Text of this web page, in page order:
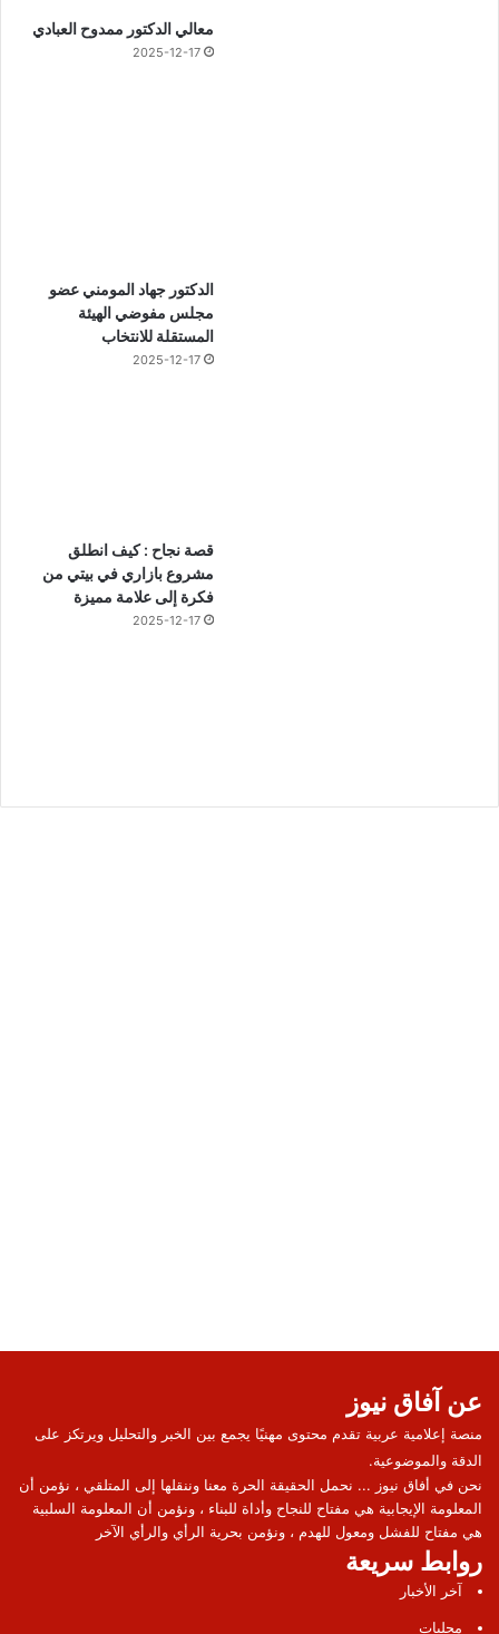
معالي الدكتور ممدوح العبادي
2025-12-17
الدكتور جهاد المومني عضو
مجلس مفوضي الهيئة
المستقلة للانتخاب
2025-12-17
قصة نجاح : كيف انطلق
مشروع بازاري في بيتي من
فكرة إلى علامة مميزة
2025-12-17
عن آفاق نيوز
منصة إعلامية عربية تقدم محتوى مهنيًا يجمع بين الخبر والتحليل ويرتكز على
الدقة والموضوعية.
نحن في أفاق نيوز ... نحمل الحقيقة الحرة معنا وننقلها إلى المتلقي ، نؤمن أن
المعلومة الإيجابية هي مفتاح للنجاح وأداة للبناء ، ونؤمن أن المعلومة السلبية
هي مفتاح للفشل ومعول للهدم ، ونؤمن بحرية الرأي والرأي الآخر
روابط سريعة
آخر الأخبار
محليات